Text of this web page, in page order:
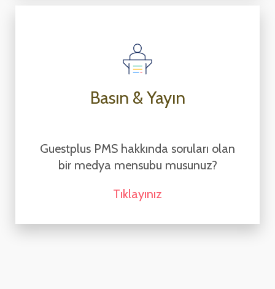
Basın & Yayın
Guestplus PMS hakkında soruları olan
bir medya mensubu musunuz?
Tıklayınız